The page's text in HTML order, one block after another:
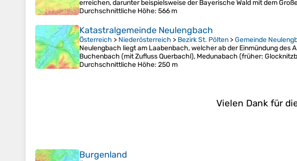
erreichen, darunter beispielsweise der Bayerische Wald mit dem
Durchschnittliche Höhe: 566 m
Katastralgemeinde Neulengbach
Österreich > Niederösterreich > Bezirk St. Pölten >Gemeinde
Neulengbach liegt am Laabenbach, welcher ab der Einmündung des
Buchenbach (mit Zufluss Querbachl), Medunabach (früher:
Durchschnittliche Höhe: 250 m
Vielen Dank für
Burgenland